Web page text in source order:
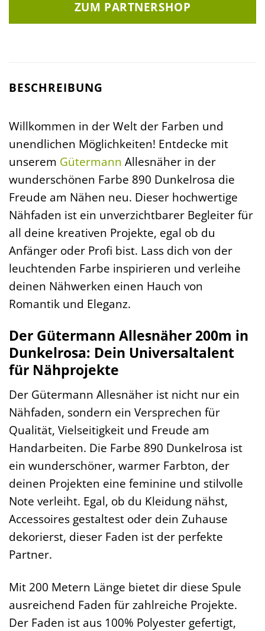
ZUM PARTNERSHOP
BESCHREIBUNG
Willkommen in der Welt der Farben und
unendlichen Möglichkeiten! Entdecke mit
unserem Gütermann Allesnäher in der
wunderschönen Farbe 890 Dunkelrosa die
Freude am Nähen neu. Dieser hochwertige
Nähfaden ist ein unverzichtbarer Begleiter für
all deine kreativen Projekte, egal ob du
Anfänger oder Profi bist. Lass dich von der
leuchtenden Farbe inspirieren und verleihe
deinen Nähwerken einen Hauch von
Romantik und Eleganz.
Der Gütermann Allesnäher 200m in
Dunkelrosa: Dein Universaltalent
für Nähprojekte
Der Gütermann Allesnäher ist nicht nur ein
Nähfaden, sondern ein Versprechen für
Qualität, Vielseitigkeit und Freude am
Handarbeiten. Die Farbe 890 Dunkelrosa ist
ein wunderschöner, warmer Farbton, der
deinen Projekten eine feminine und stilvolle
Note verleiht. Egal, ob du Kleidung nähst,
Accessoires gestaltest oder dein Zuhause
dekorierst, dieser Faden ist der perfekte
Partner.
Mit 200 Metern Länge bietet dir diese Spule
ausreichend Faden für zahlreiche Projekte.
Der Faden ist aus 100% Polyester gefertigt,